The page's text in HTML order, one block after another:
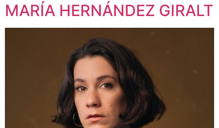
MARÍA HERNÁNDEZ GIRALT